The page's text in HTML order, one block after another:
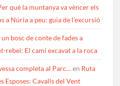
què la muntanya va vèncer els
a Núria a peu: guia de l’excursió
bosc de conte de fades a
rebei: El camí excavat a la roca
completa al Parc…en Ruta
Esposes: Cavalls del Vent